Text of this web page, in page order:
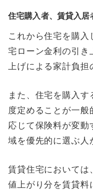
住宅購入者、賃貸入居
これから住宅を購
宅ローン金利の引き
上げによる家計負担
また、住宅を購入
度定めることが一
応じて保険料が変動
域を優先的に選ぶ人
賃貸住宅においては
値上がり分を賃貸料